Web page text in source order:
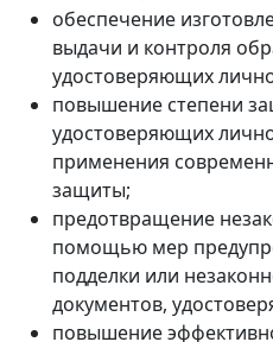
обеспечение
выдачи и контроля
удостоверяющих
повышение степени
удостоверяющих
применения
защиты;
предотвращение
помощью мер
подделки или
документов,
повышение